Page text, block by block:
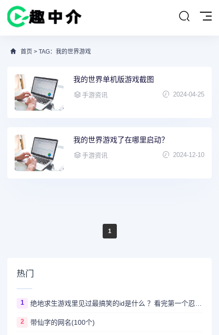
首页 > TAG：我的世界游戏
我的世界单机版游戏截图
手游资讯 2024-04-25
我的世界游戏了在哪里启动？
手游资讯 2024-12-10
1
热门
1
2 带仙字的网名(100个)